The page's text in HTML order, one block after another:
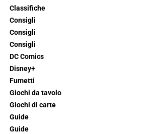
Classifiche
Consigli
Consigli
Consigli
DC Comics
Disney+
Fumetti
Giochi da tavolo
Giochi di carte
Guide
Guide